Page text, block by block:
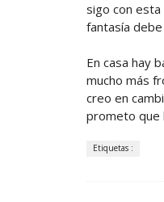
sigo con esta
fantasía
En casa hay
mucho más
creo en
prometo que
Etiquetas :